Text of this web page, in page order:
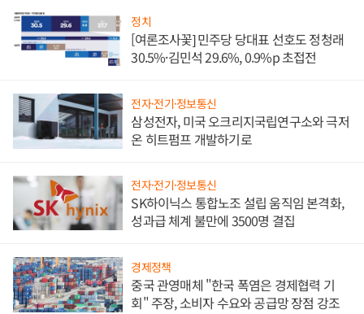
정치
[여론조사꽃] 민주당 당대표 선호도 정청래
30.5%·김민석 29.6%, 0.9%p 초접전
전자·전기·정보통신
삼성전자, 미국 오크리지국립연구소와 극저
온 히트펌프 개발하기로
전자·전기·정보통신
SK하이닉스 통합노조 설립 움직임 본격화,
성과급 체계 불만에 3500명 결집
경제정책
중국 관영매체 "한국 폭염은 경제협력 기
회" 주장, 소비자 수요와 공급망 장점 강조